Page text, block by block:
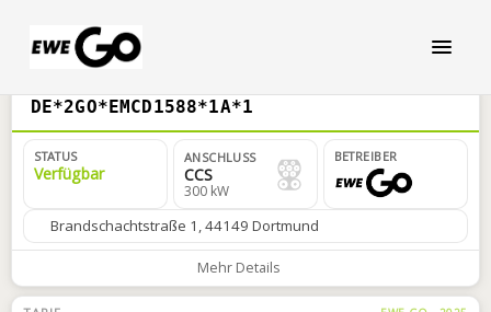
DE*2GO*EMCD1588*1A*1
STATUS
Verfügbar
ANSCHLUSS
CCS
300 kW
BETREIBER
Brandschachtstraße 1, 44149 Dortmund
Mehr Details